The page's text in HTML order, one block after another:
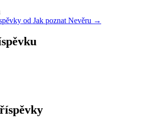
od Jak poznat Nevěru →